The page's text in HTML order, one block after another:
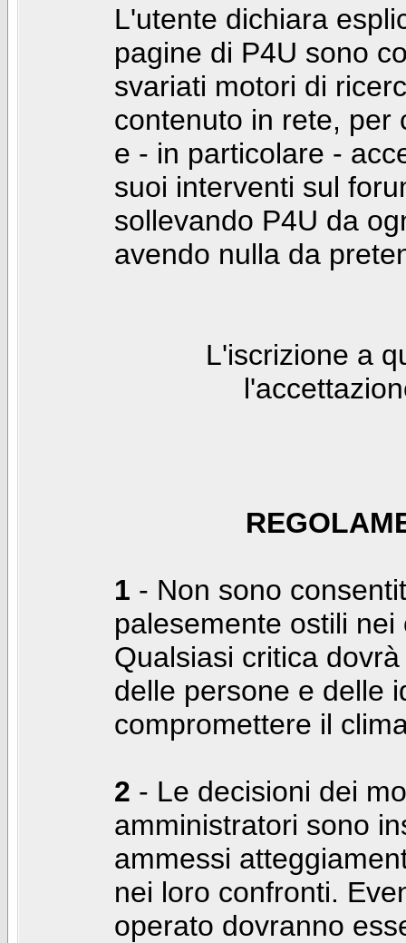
L'utente dichiara
pagine di P4U sono
svariati motori di
contenuto in rete, per
e - in particolare -
suoi interventi sul
sollevando P4U da
avendo nulla da
L'iscrizione a
1 - Non sono
palesemente ostili
Qualsiasi critica
delle persone e delle
compromettere il
2 - Le decisioni dei
amministratori sono
ammessi
nei loro confronti.
operato dovranno